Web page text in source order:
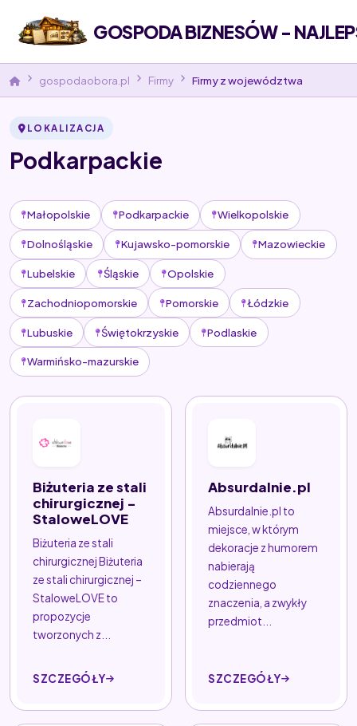
GOSPODA BIZNESÓW -
gospodaobora.pl Firmy Firmy z województwa
LOKALIZACJA
Podkarpackie
Małopolskie Podkarpackie Wielkopolskie
Dolnośląskie Kujawsko-pomorskie Mazowieckie
Lubelskie Śląskie Opolskie
Zachodniopomorskie Pomorskie Łódzkie
Lubuskie Świętokrzyskie Podlaskie
Warmińsko-mazurskie
Biżuteria ze stali
chirurgicznej -
StaloweLOVE
Biżuteria ze stali
chirurgicznej Biżuteria
ze stali chirurgicznej –
StaloweLOVE to
propozycje
tworzonych z...
SZCZEGÓŁY
Absurdalnie.pl
Absurdalnie.pl to
miejsce, w którym
dekoracje z humorem
nabierają
codziennego
znaczenia, a zwykły
przedmiot...
SZCZEGÓŁY